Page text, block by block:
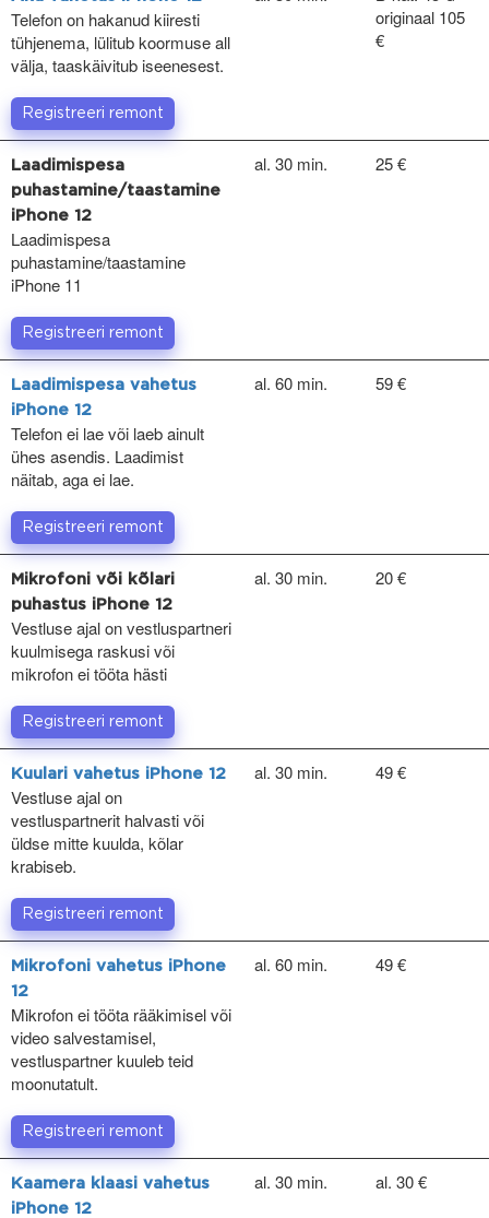
Telefon on hakanud kiiresti
tühjenema, lülitub koormuse all
välja, taaskäivitub iseenesest.
originaal 105
€
Registreeri remont
Laadimispesa
puhastamine/taastamine
iPhone 12
Laadimispesa
puhastamine/taastamine
iPhone 11
al. 30 min. 25 €
Registreeri remont
Laadimispesa vahetus
iPhone 12
Telefon ei lae või laeb ainult
ühes asendis. Laadimist
näitab, aga ei lae.
al. 60 min. 59 €
Registreeri remont
Mikrofoni või kõlari
puhastus iPhone 12
Vestluse ajal on vestluspartneri
kuulmisega raskusi või
mikrofon ei tööta hästi
al. 30 min. 20 €
Registreeri remont
Kuulari vahetus iPhone 12
Vestluse ajal on
vestluspartnerit halvasti või
üldse mitte kuulda, kõlar
krabiseb.
al. 30 min. 49 €
Registreeri remont
Mikrofoni vahetus iPhone
12
Mikrofon ei tööta rääkimisel või
video salvestamisel,
vestluspartner kuuleb teid
moonutatult.
al. 60 min. 49 €
Registreeri remont
Kaamera klaasi vahetus
iPhone 12
al. 30 min. al. 30 €